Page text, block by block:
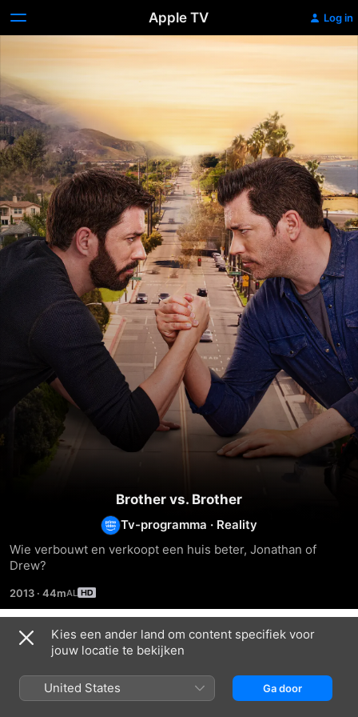
Apple TV Log in
Brother vs. Brother
Tv-programma · Reality
Wie verbouwt en verkoopt een huis beter, Jonathan of
Drew?
2013 · 44m
Seizoen 8
Kies een ander land om content specifiek voor
jouw locatie te bekijken
United States Ga door